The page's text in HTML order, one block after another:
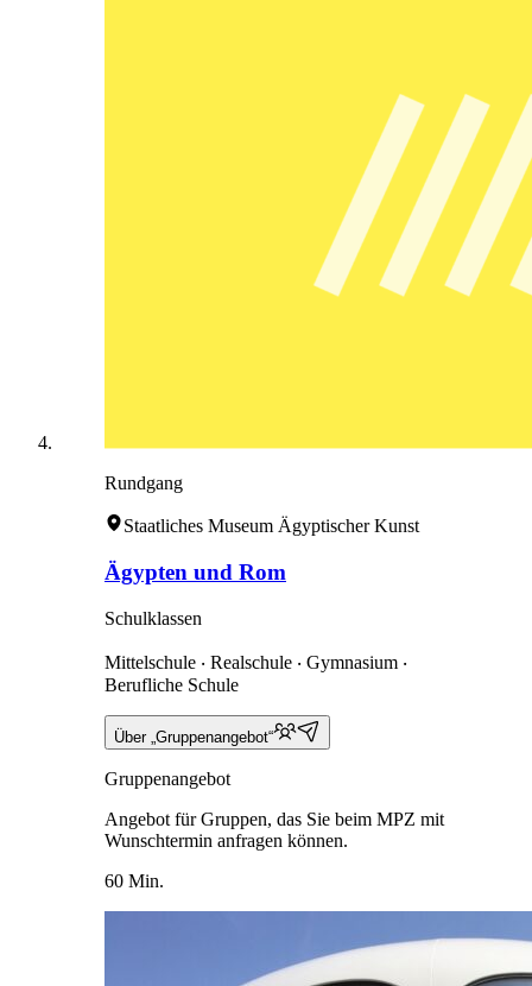
Rundgang
Staatliches Museum Ägyptischer Kunst
Ägypten und Rom
Schulklassen
Mittelschule ‧ Realschule ‧ Gymnasium ‧
Berufliche Schule
Über „Gruppenangebot“
Gruppenangebot
Angebot für Gruppen, das Sie beim MPZ mit
Wunschtermin anfragen können.
60 Min.